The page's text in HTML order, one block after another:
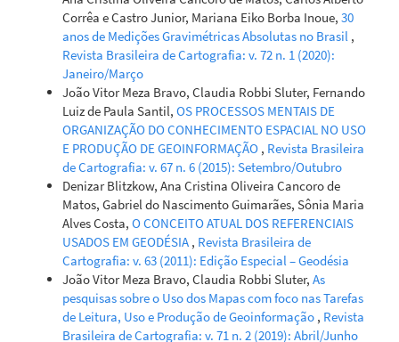
Corrêa e Castro Junior, Mariana Eiko Borba Inoue, 30
anos de Medições Gravimétricas Absolutas no Brasil ,
Revista Brasileira de Cartografia: v. 72 n. 1 (2020):
Janeiro/Março
João Vitor Meza Bravo, Claudia Robbi Sluter, Fernando
Luiz de Paula Santil, OS PROCESSOS MENTAIS DE
ORGANIZAÇÃO DO CONHECIMENTO ESPACIAL NO USO
E PRODUÇÃO DE GEOINFORMAÇÃO , Revista Brasileira
de Cartografia: v. 67 n. 6 (2015): Setembro/Outubro
Denizar Blitzkow, Ana Cristina Oliveira Cancoro de
Matos, Gabriel do Nascimento Guimarães, Sônia Maria
Alves Costa, O CONCEITO ATUAL DOS REFERENCIAIS
USADOS EM GEODÉSIA , Revista Brasileira de
Cartografia: v. 63 (2011): Edição Especial – Geodésia
João Vitor Meza Bravo, Claudia Robbi Sluter, As
pesquisas sobre o Uso dos Mapas com foco nas Tarefas
de Leitura, Uso e Produção de Geoinformação , Revista
Brasileira de Cartografia: v. 71 n. 2 (2019): Abril/Junho